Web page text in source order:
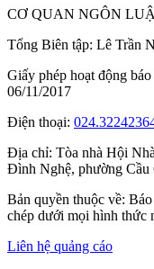
CƠ QUAN NGÔN
Tổng Biên tập: Lê Trần
Giấy phép hoạt động
06/11/2017
Điện thoại:
Địa chỉ: Tòa nhà Hội
Đình Nghệ, phường Cầu
Bản quyền thuộc về:
chép dưới mọi hình thức
Liên hệ quảng cáo